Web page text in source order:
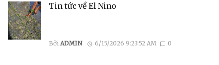
Tin tức về El Nino
Bởi ADMIN 6/15/2026 9:23:52 AM 0